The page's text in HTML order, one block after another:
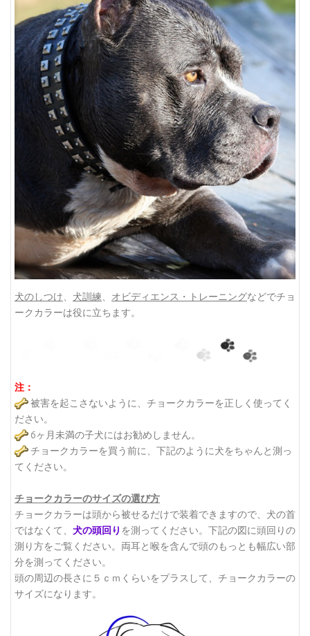
犬のしつけ 犬訓練 オビディエンス・トレーニングなどでチョ
ークカラーは役に立ちます。
注：
被害を起こさないように、チョークカラーを正しく使ってく
ださい。
6ヶ月未満の子犬にはお勧めしません。
チョークカラーを買う前に、下記のように犬をちゃんと測っ
てください。
チョークカラーのサイズの選び方
チョークカラーは頭から被せるだけで装着できますので、犬の首
ではなくて、 犬の頭回り を測ってください。下記の図に頭回りの
測り方をご覧ください。 両耳と喉を含んで頭のもっとも幅広い部
分を測ってください。
頭の周辺の長さに５ｃｍくらいをプラスして、チョークカラーの
サイズになります。